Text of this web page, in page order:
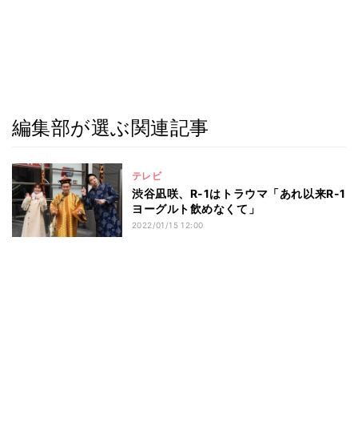
編集部が選ぶ関連記事
テレビ
渋谷凪咲、R-1はトラウマ「あれ以来R-1
ヨーグルト飲めなくて」
2022/01/15 12:00